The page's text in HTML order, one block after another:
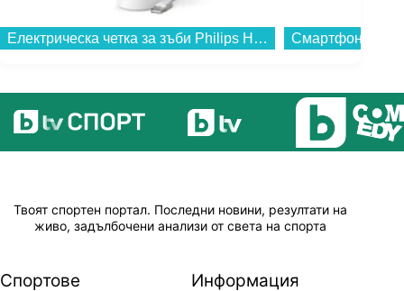
Електрическа четка за зъби Philips HX7400/01 Sonicare...
Твоят спортен портал. Последни новини, резултати на
живо, задълбочени анализи от света на спорта
Спортове Информация